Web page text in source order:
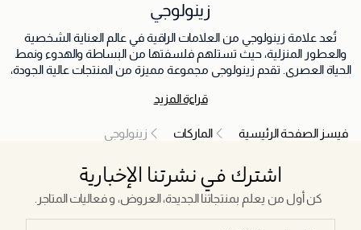
زينولوجي
تُعد علامة زينولوجي من العلامات الراقية في عالم العناية الشخصية
والعطور المنزلية، حيث تستلهم فلسفتها من البساطة والهدوء ونمط
الحياة العصري. تقدم زينولوجي مجموعة مميزة من المنتجات عالية الجودة،
تمنح إحساسًا بالراحة والاسترخاء. تم تصميم كل منتج ليضفي لمسة من
يبحثون عن عطور راقية تدوم طويلاً وتضفي أجواءً من الهدوء والتناغم
قراءة المزيد
فيسز الصفحة الرئيسية الماركات زينولوجي
اشترك في نشرتنا الإخبارية
كن أول من يعلم بمنتجاتنا الجديدة، العروض، و فعاليات المتاجر.